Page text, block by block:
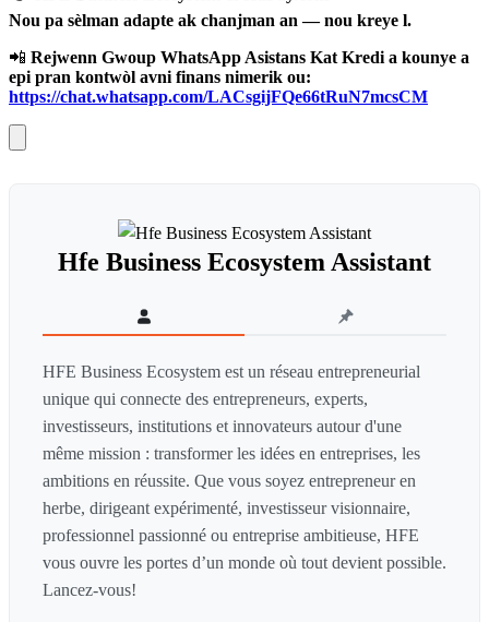
Nou pa sèlman adapte ak chanjman an — nou kreye l.
📲 Rejwenn Gwoup WhatsApp Asistans Kat Kredi a kounye a
epi pran kontwòl avni finans nimerik ou:
https://chat.whatsapp.com/LACsgijFQe66tRuN7mcsCM
Hfe Business Ecosystem Assistant
HFE Business Ecosystem est un réseau entrepreneurial
unique qui connecte des entrepreneurs, experts,
investisseurs, institutions et innovateurs autour d'une
même mission : transformer les idées en entreprises, les
ambitions en réussite. Que vous soyez entrepreneur en
herbe, dirigeant expérimenté, investisseur visionnaire,
professionnel passionné ou entreprise ambitieuse, HFE
vous ouvre les portes d’un monde où tout devient possible.
Lancez-vous!